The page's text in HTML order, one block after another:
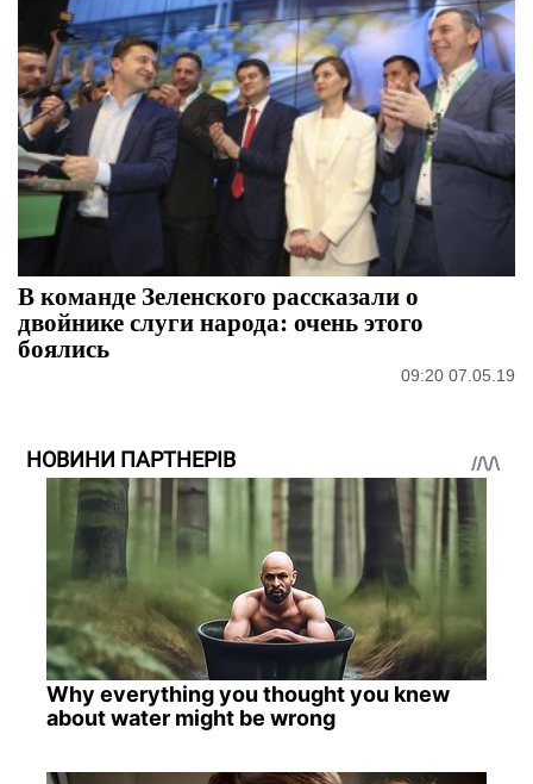
В команде Зеленского рассказали о
двойнике слуги народа: очень этого
боялись
09:20 07.05.19
НОВИНИ ПАРТНЕРІВ
Why everything you thought you knew
about water might be wrong